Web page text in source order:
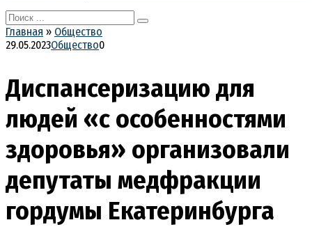
Search
for:
Главная » Общество
29.05.2023Общество0
Диспансеризацию для
людей «с особенностями
здоровья» организовали
депутаты медфракции
гордумы Екатеринбурга